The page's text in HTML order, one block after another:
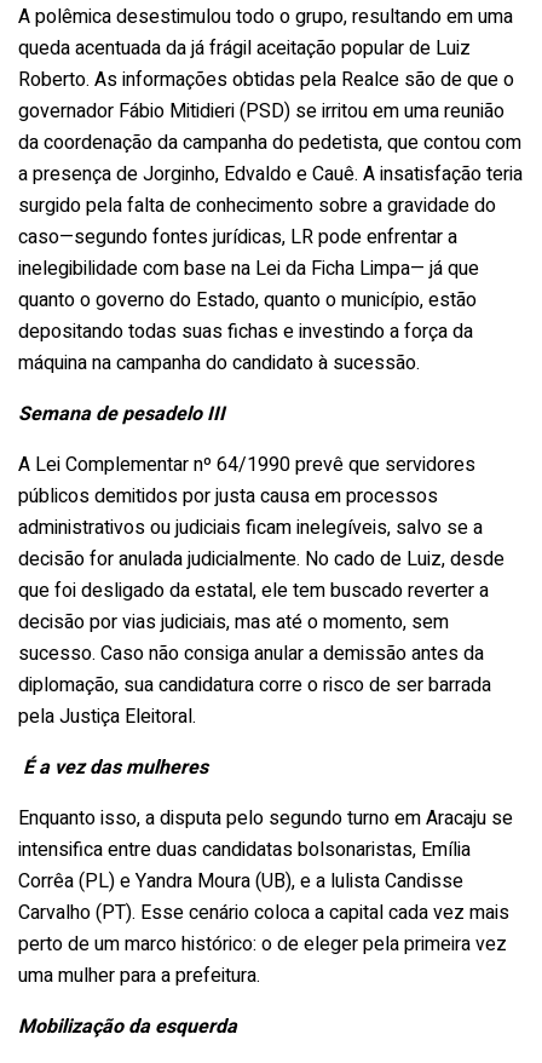
A polêmica desestimulou todo o grupo, resultando em uma
queda acentuada da já frágil aceitação popular de Luiz
Roberto. As informações obtidas pela Realce são de que o
governador Fábio Mitidieri (PSD) se irritou em uma reunião
da coordenação da campanha do pedetista, que contou com
a presença de Jorginho, Edvaldo e Cauê. A insatisfação teria
surgido pela falta de conhecimento sobre a gravidade do
caso—segundo fontes jurídicas, LR pode enfrentar a
inelegibilidade com base na Lei da Ficha Limpa— já que
quanto o governo do Estado, quanto o município, estão
depositando todas suas fichas e investindo a força da
máquina na campanha do candidato à sucessão.
Semana de pesadelo III
A Lei Complementar nº 64/1990 prevê que servidores
públicos demitidos por justa causa em processos
administrativos ou judiciais ficam inelegíveis, salvo se a
decisão for anulada judicialmente. No cado de Luiz, desde
que foi desligado da estatal, ele tem buscado reverter a
decisão por vias judiciais, mas até o momento, sem
sucesso. Caso não consiga anular a demissão antes da
diplomação, sua candidatura corre o risco de ser barrada
pela Justiça Eleitoral.
É a vez das mulheres
Enquanto isso, a disputa pelo segundo turno em Aracaju se
intensifica entre duas candidatas bolsonaristas, Emília
Corrêa (PL) e Yandra Moura (UB), e a lulista Candisse
Carvalho (PT). Esse cenário coloca a capital cada vez mais
perto de um marco histórico: o de eleger pela primeira vez
uma mulher para a prefeitura.
Mobilização da esquerda